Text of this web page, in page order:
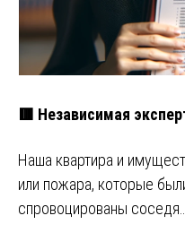
🟥 Независимая
Наша квартира и
или пожара, которые
спровоцированы